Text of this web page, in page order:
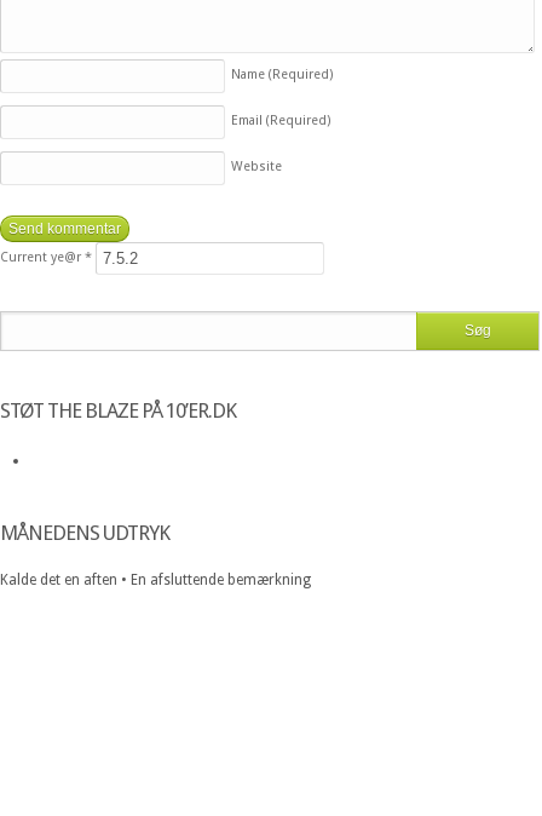
Name (Required)
Email (Required)
Website
Current ye@r *
STØT THE BLAZE PÅ 10’ER.DK
MÅNEDENS UDTRYK
Kalde det en aften • En afsluttende bemærkning